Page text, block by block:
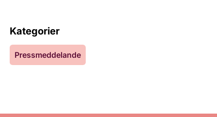
Kategorier
Pressmeddelande